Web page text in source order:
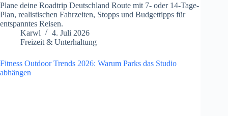
Plane deine Roadtrip Deutschland Route mit 7- oder 14-Tage-
Plan, realistischen Fahrzeiten, Stopps und Budgettipps für
entspanntes Reisen.
Karwl
4. Juli 2026
Freizeit & Unterhaltung
Fitness Outdoor Trends 2026: Warum Parks das Studio
abhängen